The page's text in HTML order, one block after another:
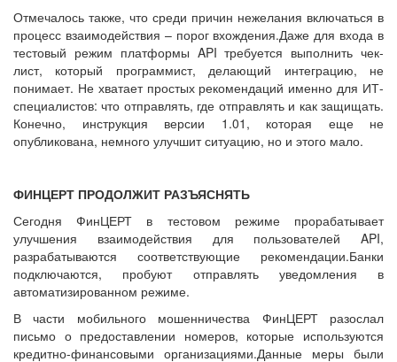
Отмечалось также, что среди причин нежелания включаться в
процесс взаимодействия – порог вхождения.Даже для входа в
тестовый режим платформы API требуется выполнить чек-
лист, который программист, делающий интеграцию, не
понимает. Не хватает простых рекомендаций именно для ИТ-
специалистов: что отправлять, где отправлять и как защищать.
Конечно, инструкция версии 1.01, которая еще не
опубликована, немного улучшит ситуацию, но и этого мало.
ФИНЦЕРТ ПРОДОЛЖИТ РАЗЪЯСНЯТЬ
Сегодня ФинЦЕРТ в тестовом режиме прорабатывает
улучшения взаимодействия для пользователей API,
разрабатываются соответствующие рекомендации.Банки
подключаются, пробуют отправлять уведомления в
автоматизированном режиме.
В части мобильного мошенничества ФинЦЕРТ разослал
письмо о предоставлении номеров, которые используются
кредитно-финансовыми организациями.Данные меры были